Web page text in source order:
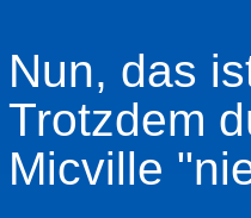
Nun, das
Trotzdem
Micville